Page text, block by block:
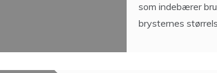
som indebærer
brysternes